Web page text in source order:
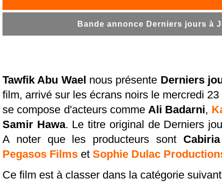
Bande annonce Derniers jours à
Tawfik Abu Wael nous présente Derniers
film, arrivé sur les écrans noirs le mercredi
se compose d'acteurs commeAli Badarni,
Samir Hawa. Le titre original de Derniers
A noter que les producteurs sont
Pegasos Films et Sophie Dulac
Ce film est à classer dans la catégorie